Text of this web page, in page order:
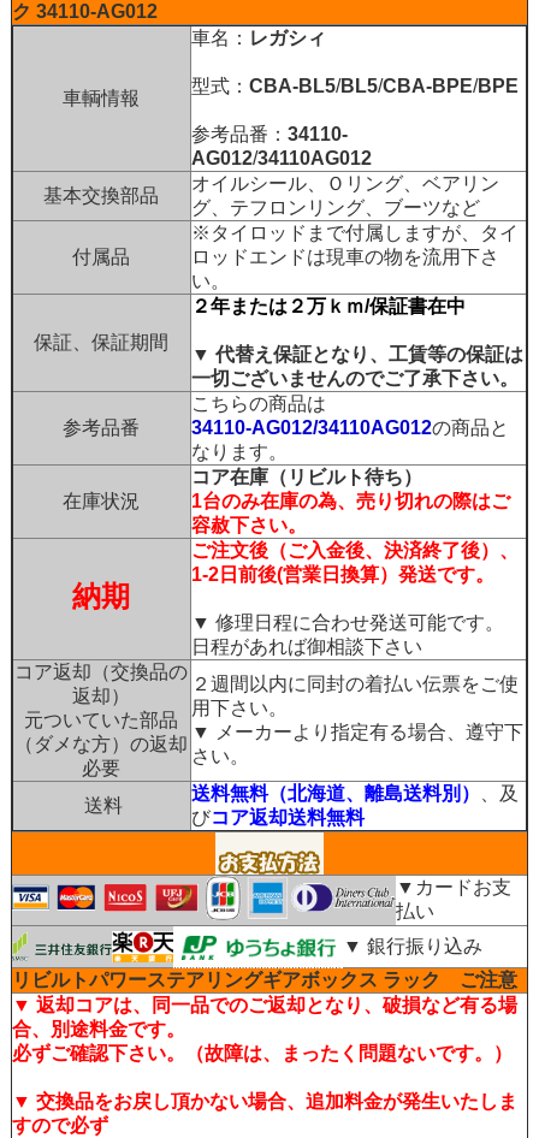
ク 34110-AG012
車輌情報
車名： レガシィ
型式： CBA-BL5/BL5/CBA-BPE/BPE
参考品番： 34110-
AG012/34110AG012
基本交換部品
オイルシール、Ｏリング、ベアリン
グ、テフロンリング、ブーツなど
付属品
※タイロッドまで付属しますが、タイ
ロッドエンドは現車の物を流用下さ
い。
保証、保証期間
２年または２万ｋｍ/保証書在中
▼ 代替え保証となり、工賃等の保証は
一切ございませんのでご了承下さい。
参考品番
こちらの商品は
34110-AG012/34110AG012の商品と
なります。
在庫状況
コア在庫（リビルト待ち）
1台のみ在庫の為、売り切れの際はご
容赦下さい。
納期
ご注文後（ご入金後、決済終了後）、
1-2日前後(営業日換算）発送です。
▼ 修理日程に合わせ発送可能です。
日程があれば御相談下さい
コア返却（交換品の
返却）
元ついていた部品
（ダメな方）の返却
必要
２週間以内に同封の着払い伝票をご使
用下さい。
▼ メーカーより指定有る場合、遵守下
さい。
送料
送料無料（北海道、離島送料別）
、及
びコア返却送料無料
▼カードお支
払い
▼ 銀行振り込み
リビルトパワーステアリングギアボックス ラック ご注意
▼ 返却コアは、同一品でのご返却となり、破損など有る場
合、別途料金です。
必ずご確認下さい。（故障は、まったく問題ないです。）
▼ 交換品をお戻し頂かない場合、追加料金が発生いたしま
すので必ず